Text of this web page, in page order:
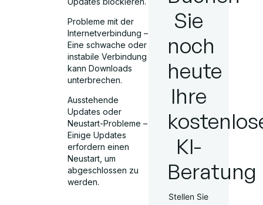
Probleme mit der
Internetverbindung –
Eine schwache oder
instabile Verbindung
kann Downloads
unterbrechen.
Ausstehende
Updates oder
Neustart-Probleme –
Einige Updates
erfordern einen
Neustart, um
abgeschlossen zu
werden.
Sie
noch
heute
Ihre
KI-
Beratung
Stellen Sie